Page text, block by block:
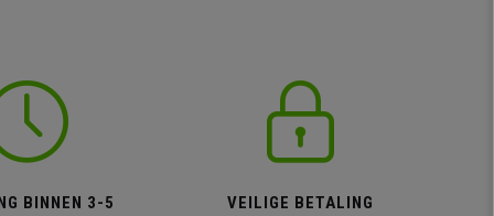
BINNEN 3-5
VEILIGE BETALING